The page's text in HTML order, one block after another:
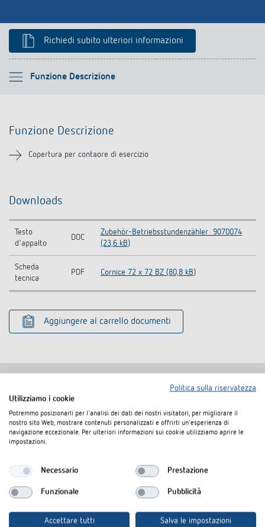
movimentoRichiedi subito ulteriori informazioni
Funzione Descrizione
Si prega di selezionare
Funzione Descrizione
Copertura per contaore di esercizio
Downloads
Testo
d'appalto
DOC
Zubehör-Betriebsstundenzähler_9070074
(23,6 kB)
Scheda
tecnica
PDF Cornice 72 x 72 BZ (80,8 kB)
Aggiungere al carrello documenti
Prodotti analoghi
Politica sulla riservatezza
Utilizziamo i cookie
Potremmo posizionarli per l'analisi dei dati dei nostri visitatori, per migliorare il
nostro sito Web, mostrare contenuti personalizzati e offrirti un'esperienza di
navigazione eccezionale. Per ulteriori informazioni sui cookie utilizziamo aprire le
impostazioni.
Necessario Prestazione
Funzionale Pubblicità
Accettare tutti Salva le impostazioni